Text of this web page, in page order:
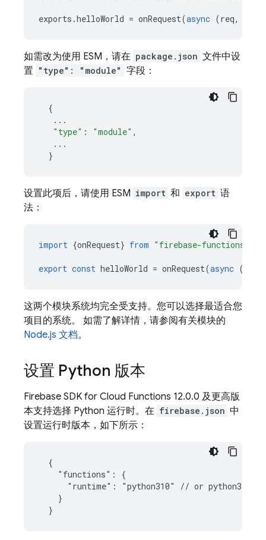
exports .helloWorld = onRequest(async (req,
如需改为使用 ESM，请在 package.json 文件中设
置 "type": "module" 字段：
{
...
"type" : "module" ,
...
}
设置此项后，请使用 ESM import 和 export 语
法：
import {onRequest} from "firebase-functions/
export const helloWorld = onRequest(async (
这两个模块系统均完全受支持。您可以选择最适合您
项目的系统。 如需了解详情，请参阅有关模块的
Node.js 文档。
设置 Python 版本
Firebase SDK for Cloud Functions 12.0.0 及更高版
本支持选择 Python 运行时。在 firebase.json 中
设置运行时版本，如下所示：
  {
    "functions": {
      "runtime": "python310" // or python311
    }